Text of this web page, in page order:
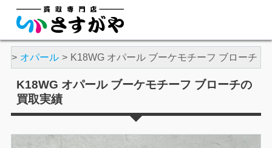
オパール K18WG オパール ブーケモチーフ ブローチ
K18WG オパール ブーケモチーフ ブローチの
買取実績